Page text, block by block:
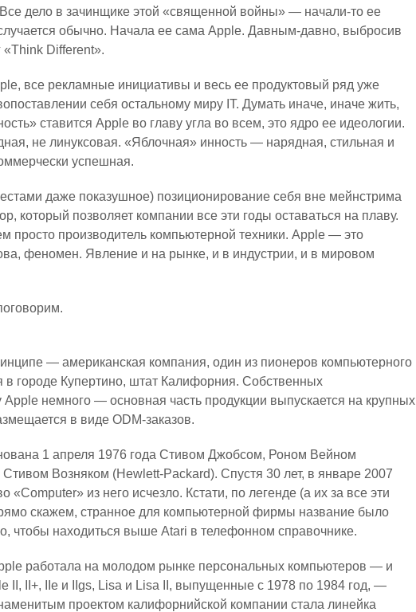
дело в зачинщике этой «священной войны» — начали-то ее
обычно. Начала ее сама Apple. Давным-давно, выбросив
«Think Different».
все рекламные инициативы и весь ее продуктовый ряд уже
себя остальному миру IT. Думать иначе, иначе жить,
ставится Apple во главу угла во всем, это ядро ее идеологии.
не линуксовая. «Яблочная» инность — нарядная, стильная и
успешная.
даже показушное) позиционирование себя вне мейнстрима
который позволяет компании все эти годы оставаться на плаву.
просто производитель компьютерной техники. Apple — это
феномен. Явление и на рынке, и в индустрии, и в мировом
— американская компания, один из пионеров компьютерного
городе Купертино, штат Калифорния. Собственных
немного — основная часть продукции выпускается на крупных
в виде ODM-заказов.
1 апреля 1976 года Стивом Джобсом, Роном Вейном
Возняком (Hewlett-Packard). Спустя 30 лет, в январе 2007
«Computer» из него исчезло. Кстати, по легенде (а их за все эти
скажем, странное для компьютерной фирмы название было
чтобы находиться выше Atari в телефонном справочнике.
работала на молодом рынке персональных компьютеров — и
II, II+, IIe и IIgs, Lisa и Lisa II, выпущенные с 1978 по 1984 год, —
проектом калифорнийской компании стала линейка